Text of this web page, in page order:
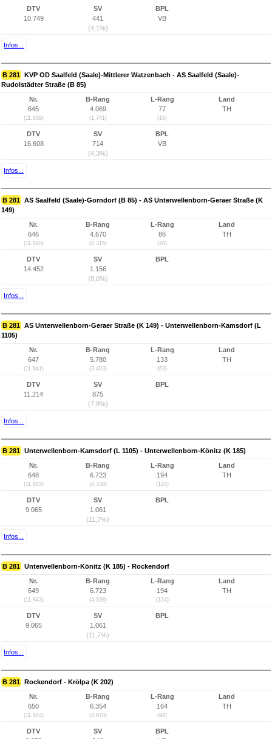
DTV
10.749
SV
441
(4,1%)
BPL
VB
Infos...
B 281 KVP OD Saalfeld (Saale)-Mittlerer Watzenbach - AS Saalfeld (Saale)-
Rudolstädter Straße (B 85)
Nr.
645
(11.839)
B-Rang
4.069
(1.741)
L-Rang
77
(16)
Land
TH
DTV
16.608
SV
714
(4,3%)
BPL
VB
Infos...
B 281 AS Saalfeld (Saale)-Gorndorf (B 85) - AS Unterwellenborn-Geraer Straße (K
149)
Nr.
646
(11.840)
B-Rang
4.670
(2.315)
L-Rang
86
(20)
Land
TH
DTV
14.452
SV
1.156
(8,0%)
BPL
Infos...
B 281 AS Unterwellenborn-Geraer Straße (K 149) - Unterwellenborn-Kamsdorf (L
1105)
Nr.
647
(11.841)
B-Rang
5.780
(3.403)
L-Rang
133
(63)
Land
TH
DTV
11.214
SV
875
(7,8%)
BPL
Infos...
B 281 Unterwellenborn-Kamsdorf (L 1105) - Unterwellenborn-Könitz (K 185)
Nr.
648
(11.842)
B-Rang
6.723
(4.338)
L-Rang
194
(124)
Land
TH
DTV
9.065
SV
1.061
(11,7%)
BPL
Infos...
B 281 Unterwellenborn-Könitz (K 185) - Rockendorf
Nr.
649
(11.843)
B-Rang
6.723
(4.338)
L-Rang
194
(124)
Land
TH
DTV
9.065
SV
1.061
(11,7%)
BPL
Infos...
B 281 Rockendorf - Krölpa (K 202)
Nr.
650
(11.844)
B-Rang
6.354
(3.970)
L-Rang
164
(94)
Land
TH
DTV
SV
BPL